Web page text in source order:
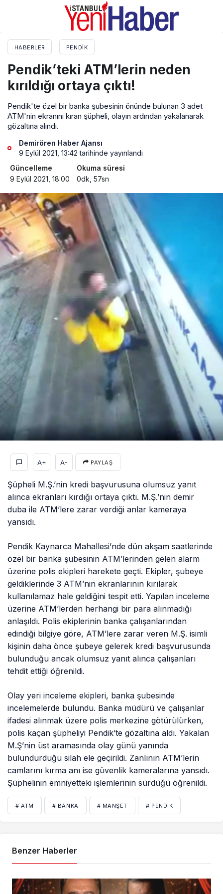
HABERLER PENDIK
Pendik’teki ATM’lerin neden
kırıldığı ortaya çıktı!
Pendik'te özel bir banka şubesinin önünde bulunan 3 adet
ATM'nin ekranını kıran şüpheli, olayın ardından yakalanarak
gözaltına alındı.
Demirören Haber Ajansı
9 Eylül 2021, 13:42 tarihinde yayınlandı
Güncelleme
9 Eylül 2021, 18:00
Okuma süresi
0dk, 57sn
A+ A- PAYLAŞ
Şüpheli M.Ş.’nin kredi başvurusuna olumsuz yanıt
alınca ekranları kırdığı ortaya çıktı. M.Ş.’nin demir
duba ile ATM’lere zarar verdiği anlar kameraya
yansıdı.
Pendik Kaynarca Mahallesi’nde dün akşam saatlerinde
özel bir banka şubesinin ATM’lerinden gelen alarm
üzerine polis ekipleri harekete geçti. Ekipler, şubeye
geldiklerinde 3 ATM’nin ekranlarının kırılarak
kullanılamaz hale geldiğini tespit etti. Yapılan inceleme
üzerine ATM’lerden herhangi bir para alınmadığı
anlaşıldı. Polis ekiplerinin banka çalışanlarından
edindiği bilgiye göre, ATM’lere zarar veren M.Ş. isimli
kişinin daha önce şubeye gelerek kredi başvurusunda
bulunduğu ancak olumsuz yanıt alınca çalışanları
tehdit ettiği öğrenildi.
Olay yeri inceleme ekipleri, banka şubesinde
incelemelerde bulundu. Banka müdürü ve çalışanlar
ifadesi alınmak üzere polis merkezine götürülürken,
polis kaçan şüpheliyi Pendik’te gözaltına aldı. Yakalan
M.Ş’nin üst aramasında olay günü yanında
bulundurduğu silah ele geçirildi. Zanlının ATM’lerin
camlarını kırma anı ise güvenlik kameralarına yansıdı.
Şüphelinin emniyetteki işlemlerinin sürdüğü öğrenildi.
# ATM # BANKA # MANŞET # PENDIK
Benzer Haberler